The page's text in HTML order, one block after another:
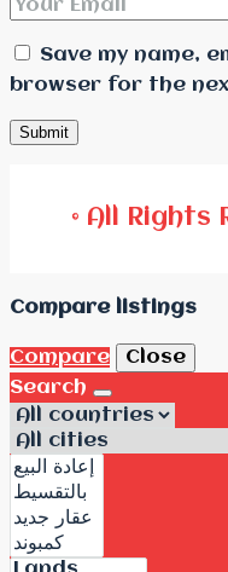
Save my name,
browser for the
© All Rights
Compare listings
Compare
Close
Search